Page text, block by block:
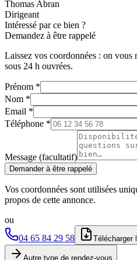
Thomas Abran
Dirigeant
Intéressé par ce bien ?
Demandez à être rappelé
Laissez vos coordonnées : on vous
sous 24 h ouvrées.
Prénom *
Nom *
Email *
Téléphone *
Message (facultatif)
Demander à être rappelé
Vos coordonnées sont utilisées
propos de cette annonce.
ou
04 65 84 29 58
Télécharger
Autre type de rendez-vous